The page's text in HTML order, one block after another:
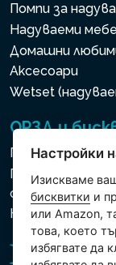
Помпи за
Надуваеми
Домашни
Аксесоари
Wetset
ОРЗД и
Политика за
Политика за
обработвани
Настройки на
Настройки
Изискваме
бисквитки и
или Amazon,
това, което
избягвате да